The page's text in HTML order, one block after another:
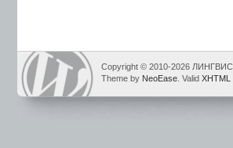
Copyright © 2010-2026
Theme by NeoEase . Valid XHTML